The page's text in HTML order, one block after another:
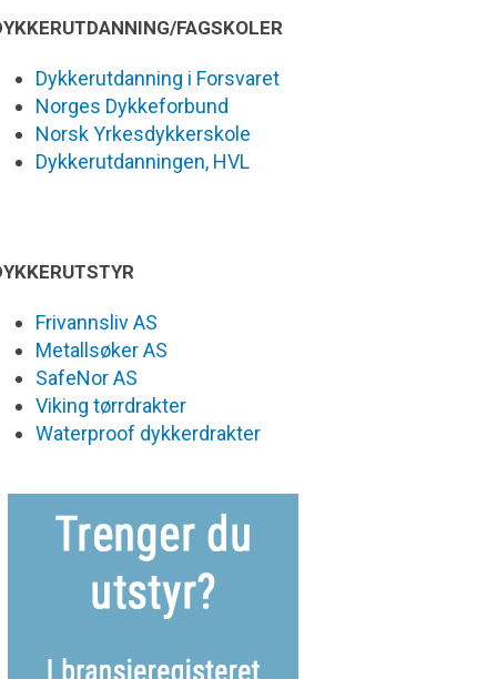
FAGSKOLER
Dykkerutdanning i Forsvaret
Norges Dykkeforbund
Norsk Yrkesdykkerskole
Dykkerutdanningen, HVL
Frivannsliv AS
Metallsøker AS
SafeNor AS
Viking tørrdrakter
Waterproof dykkerdrakter